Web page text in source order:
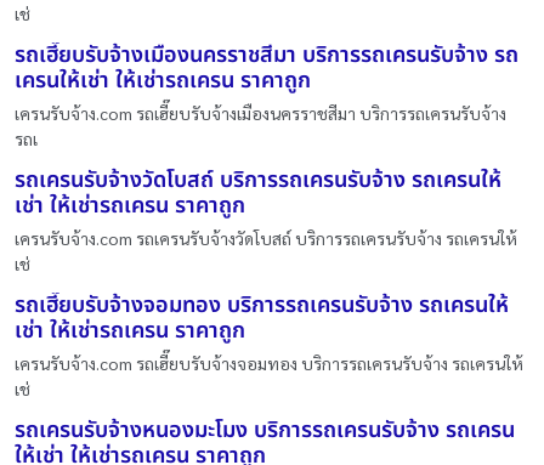
เช่
รถเฮี๊ยบรับจ้างเมืองนครราชสีมา บริการรถเครนรับจ้าง รถ
เครนให้เช่า ให้เช่ารถเครน ราคาถูก
เครนรับจ้าง.com รถเฮี๊ยบรับจ้างเมืองนครราชสีมา บริการรถเครนรับจ้าง
รถเ
รถเครนรับจ้างวัดโบสถ์ บริการรถเครนรับจ้าง รถเครนให้
เช่า ให้เช่ารถเครน ราคาถูก
เครนรับจ้าง.com รถเครนรับจ้างวัดโบสถ์ บริการรถเครนรับจ้าง รถเครนให้
เช่
รถเฮี๊ยบรับจ้างจอมทอง บริการรถเครนรับจ้าง รถเครนให้
เช่า ให้เช่ารถเครน ราคาถูก
เครนรับจ้าง.com รถเฮี๊ยบรับจ้างจอมทอง บริการรถเครนรับจ้าง รถเครนให้
เช่
รถเครนรับจ้างหนองมะโมง บริการรถเครนรับจ้าง รถเครน
ให้เช่า ให้เช่ารถเครน ราคาถูก